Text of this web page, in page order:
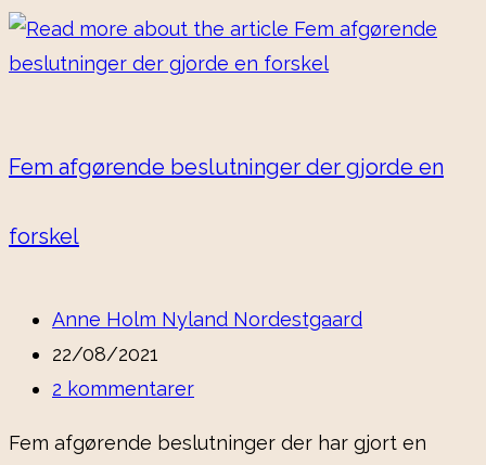
Fem afgørende beslutninger der gjorde en
forskel
Anne Holm Nyland Nordestgaard
22/08/2021
2 kommentarer
Fem afgørende beslutninger der har gjort en